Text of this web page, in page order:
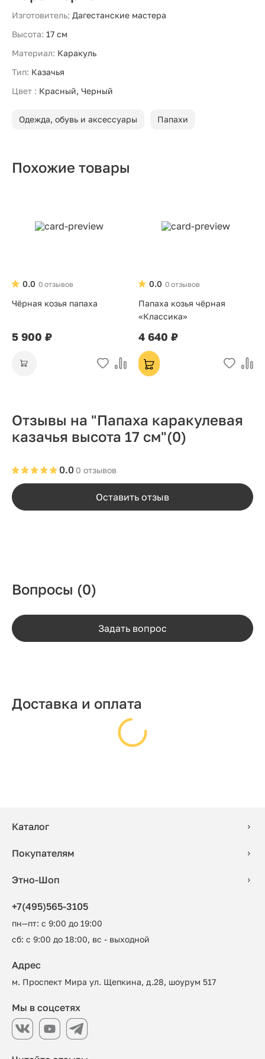
Изготовитель: Дагестанские мастера
Высота: 17 см
Материал: Каракуль
Тип: Казачья
Цвет : Красный, Черный
Одежда, обувь и аксессуары Папахи
Похожие товары
0 отзывов
0.0
Чёрная козья папаха
5 900 ₽
0 отзывов
0.0
Папаха козья чёрная
«Классика»
4 640 ₽
Отзывы на "Папаха каракулевая
казачья высота 17 см"(0)
0 отзывов
0.0
Оставить отзыв
Вопросы (0)
Задать вопрос
Доставка и оплата
Каталог
Покупателям
Этно-Шоп
+7(495)565-3105
пн—пт: с 9:00 до 19:00
сб: с 9:00 до 18:00, вс - выходной
Адрес
м. Проспект Мира ул. Щепкина, д.28, шоурум 517
Мы в соцсетях